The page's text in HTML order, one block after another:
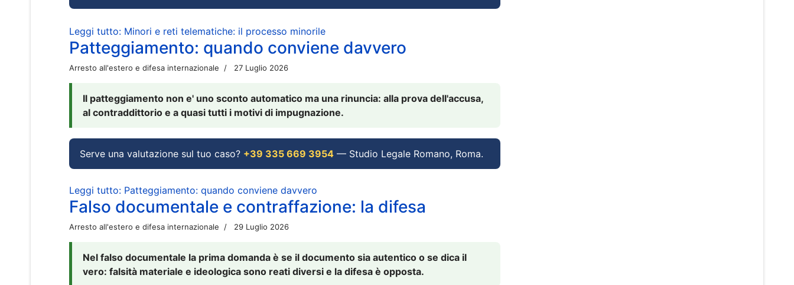
Leggi tutto: Minori e reti telematiche: il processo minorile
Patteggiamento: quando conviene davvero
Arresto all'estero e difesa internazionale 27 Luglio 2026
Il patteggiamento non e' uno sconto automatico ma una rinuncia: alla prova dell'accusa,
al contraddittorio e a quasi tutti i motivi di impugnazione.
Serve una valutazione sul tuo caso? +39 335 669 3954 — Studio Legale Romano, Roma.
Leggi tutto: Patteggiamento: quando conviene davvero
Falso documentale e contraffazione: la difesa
Arresto all'estero e difesa internazionale 29 Luglio 2026
Nel falso documentale la prima domanda è se il documento sia autentico o se dica il
vero: falsità materiale e ideologica sono reati diversi e la difesa è opposta.